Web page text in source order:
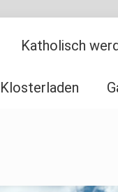
Katholisch
Klosterladen